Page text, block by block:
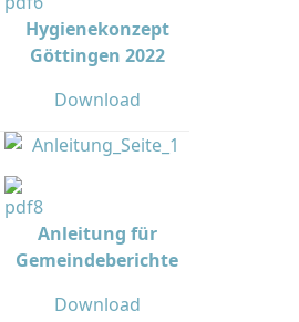
Hygienekonzept
Göttingen 2022
Download
Anleitung für
Gemeindeberichte
Download